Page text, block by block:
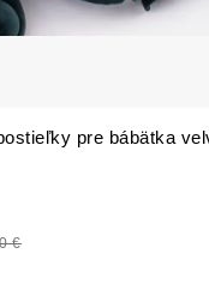
pre bábätka
€